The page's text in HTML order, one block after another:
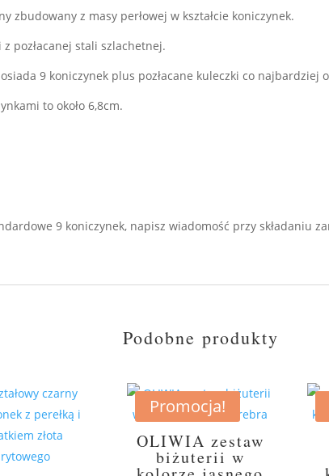
zbudowany z masy perłowej w kształcie koniczynek.
pozłacanej stali szlachetnej.
9 koniczynek plus pozłacane kuleczki co
to około 6,8cm.
9 koniczynek, napisz wiadomość przy składaniu
Podobne produkty
Promocja!
OLIWIA zestaw
biżuterii w